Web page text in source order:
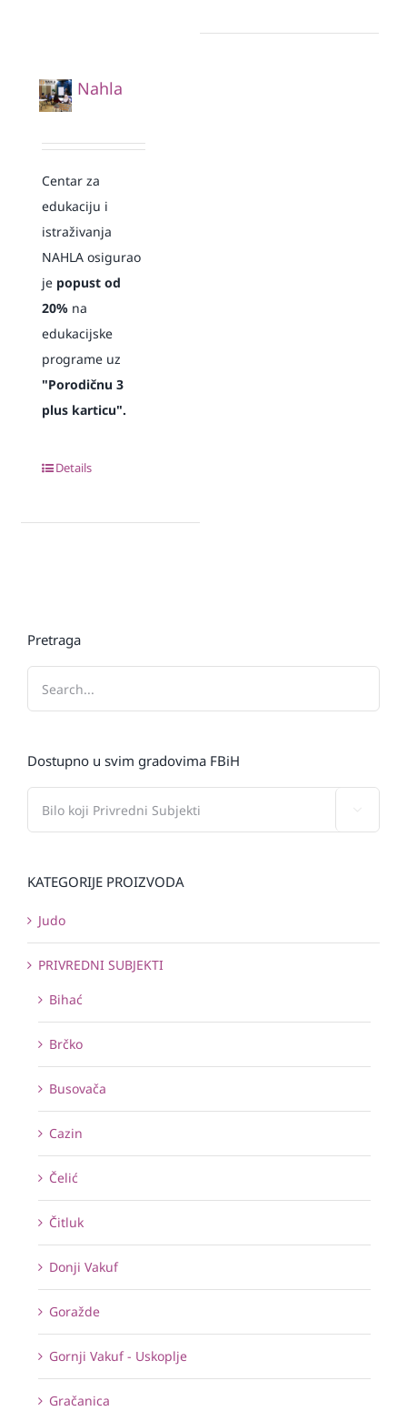
Nahla
Centar za
edukaciju i
istraživanja
NAHLA osigurao
je popust od
20% na
edukacijske
programe uz
"Porodičnu 3
plus karticu".
Details
Pretraga
Dostupno u svim gradovima FBiH
KATEGORIJE PROIZVODA
Judo
PRIVREDNI SUBJEKTI
Bihać
Brčko
Busovača
Cazin
Čelić
Čitluk
Donji Vakuf
Goražde
Gornji Vakuf - Uskoplje
Gračanica